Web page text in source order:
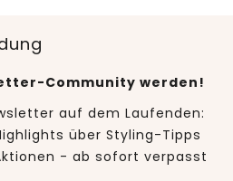
Community werden!
auf dem Laufenden:
über Styling-Tipps
- ab sofort verpasst